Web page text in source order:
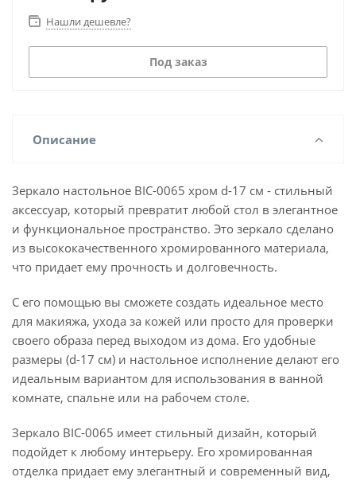
Нашли дешевле?
Под заказ
Описание
Зеркало настольное BIC-0065 хром d-17 см - стильный
аксессуар, который превратит любой стол в элегантное
и функциональное пространство. Это зеркало сделано
из высококачественного хромированного материала,
что придает ему прочность и долговечность.
С его помощью вы сможете создать идеальное место
для макияжа, ухода за кожей или просто для проверки
своего образа перед выходом из дома. Его удобные
размеры (d-17 см) и настольное исполнение делают его
идеальным вариантом для использования в ванной
комнате, спальне или на рабочем столе.
Зеркало BIC-0065 имеет стильный дизайн, который
подойдет к любому интерьеру. Его хромированная
отделка придает ему элегантный и современный вид,